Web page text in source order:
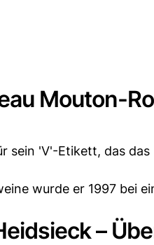
Mouton-
sein 'V'-Etikett, das
wurde er 1997 bei
–